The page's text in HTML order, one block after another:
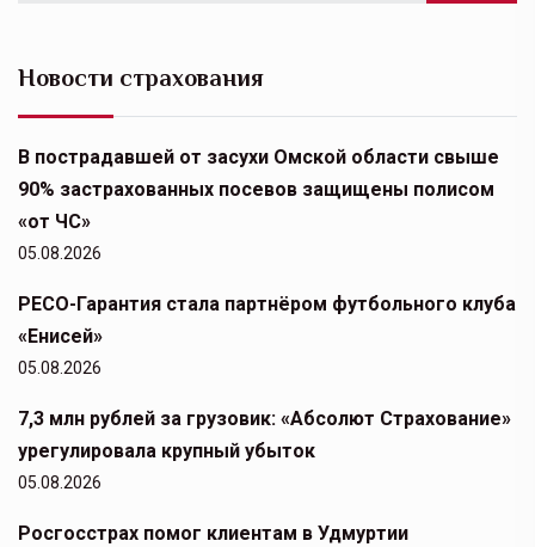
Новости страхования
В пострадавшей от засухи Омской области свыше
90% застрахованных посевов защищены полисом
«от ЧС»
05.08.2026
РЕСО-Гарантия стала партнёром футбольного клуба
«Енисей»
05.08.2026
7,3 млн рублей за грузовик: «Абсолют Страхование»
урегулировала крупный убыток
05.08.2026
Росгосстрах помог клиентам в Удмуртии